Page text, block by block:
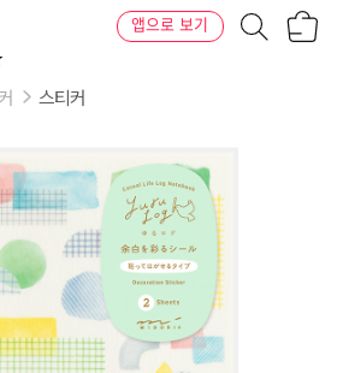
앱으로 보기
스티커